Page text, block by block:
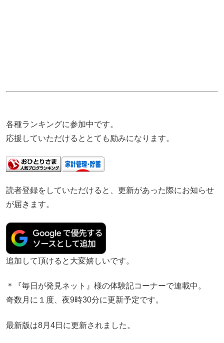
各種ランキングに参加中です。
応援していただけるととても励みになります。
読者登録をしていただけると、更新があった際にお知らせ
が届きます。
追加して頂けると大変嬉しいです。
＊『毎日が発見ネット』様の体験記コーナーで連載中。
奇数月に１度、夜9時30分に更新予定です。
最新版は8月4日に更新されました。